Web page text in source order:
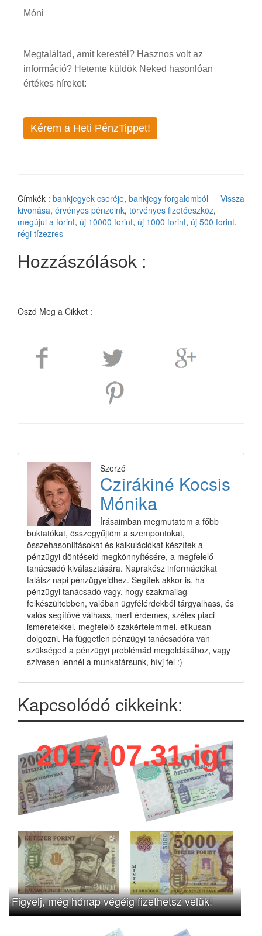
Móni
Megtaláltad, amit kerestél? Hasznos volt az
információ? Hetente küldök Neked hasonlóan
értékes híreket:
Kérem a Heti PénzTippet!
Vissza
Címkék : bankjegyek cseréje, bankjegy forgalomból
kivonása, érvényes pénzeink, törvényes fizetőeszköz,
megújul a forint, új 10000 forint, új 1000 forint, új 500 forint,
régi tízezres
Hozzászólások :
Oszd Meg a Cikket :
Szerző
Czirákiné Kocsis
Mónika
Írásaimban megmutatom a főbb
buktatókat, összegyűjtöm a szempontokat,
összehasonlításokat és kalkulációkat készítek a
pénzügyi döntéseid megkönnyítésére, a megfelelő
tanácsadó kiválasztására. Naprakész információkat
találsz napi pénzügyeidhez. Segítek akkor is, ha
pénzügyi tanácsadó vagy, hogy szakmailag
felkészültebben, valóban ügyfélérdekből tárgyalhass, és
valós segítővé válhass, mert érdemes, széles piaci
ismeretekkel, megfelelő szakértelemmel, etikusan
dolgozni. Ha független pénzügyi tanácsadóra van
szükséged a pénzügyi problémád megoldásához, vagy
szívesen lennél a munkatársunk, hívj fel :)
Kapcsolódó cikkeink:
Figyelj, még hónap végéig fizethetsz velük!